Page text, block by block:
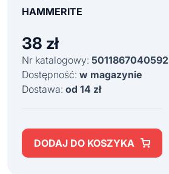
HAMMERITE
38 zł
Nr katalogowy: 5011867040592
Dostępność: w magazynie
Dostawa: od 14 zł
DODAJ DO KOSZYKA